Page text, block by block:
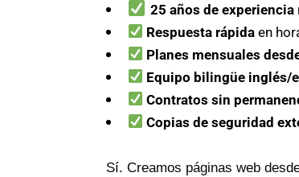
25 años de experiencia
Respuesta rápida en
Planes mensuales
Equipo bilingüe inglés/
Contratos sin
Copias de seguridad
Sí. Creamos páginas web